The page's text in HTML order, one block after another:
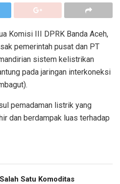
Komisi III DPRK Banda Aceh,
pemerintah pusat dan PT
sistem kelistrikan
pada jaringan interkoneksi
pemadaman listrik yang
dan berdampak luas terhadap
Satu Komoditas